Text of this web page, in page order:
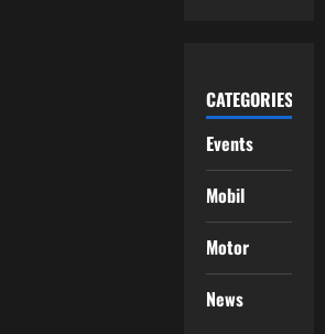
CATEGORIES
Events
Mobil
Motor
News